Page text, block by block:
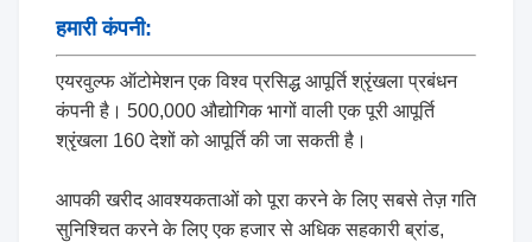
हमारी कंपनी:
एयरवुल्फ ऑटोमेशन एक विश्व प्रसिद्ध आपूर्ति श्रृंखला प्रबंधन
कंपनी है। 500,000 औद्योगिक भागों वाली एक पूरी आपूर्ति
श्रृंखला 160 देशों को आपूर्ति की जा सकती है।
आपकी खरीद आवश्यकताओं को पूरा करने के लिए सबसे तेज़ गति
सुनिश्चित करने के लिए एक हजार से अधिक सहकारी ब्रांड,